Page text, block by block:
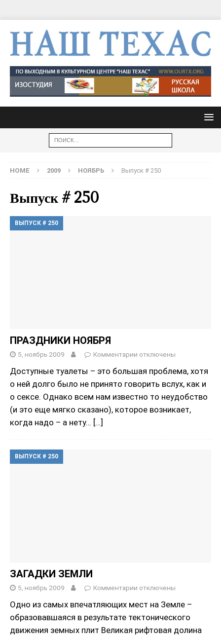
HOME 2009 НОЯБРЬ Выпуск # 250
Выпуск # 250
ВЫПУСК # 250
ПРАЗДНИКИ НОЯБРЯ
5, ноябрь 2009 Комментарии отключены
Доступные туалеты – это большая проблема, хотя
о ней долго было не принято говорить вслух, как и
о сексе. Однако всем нам известно то неудобство
(и это еще мягко сказано), которое возникает,
когда надо – а нету… […]
ВЫПУСК # 250
ЗАГАДКИ ЗЕМЛИ
5, ноябрь 2009 Комментарии отключены
Одно из самых впечатляющих мест на Земле –
образовавшаяся в результате тектонического
движения земных плит Великая рифтовая долина